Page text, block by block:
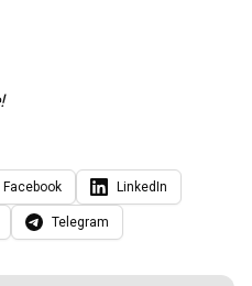
Facebook LinkedIn
Telegram